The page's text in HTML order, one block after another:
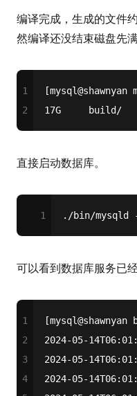
编译完成，生成的文件
然编译还没结束磁盘先满
1
2
17G     build/
直接启动数据库。
1 ./bin/mysqld
可以看到数据库服务已
1
2
3
4
2024-05-
2024-05-
2024-05-